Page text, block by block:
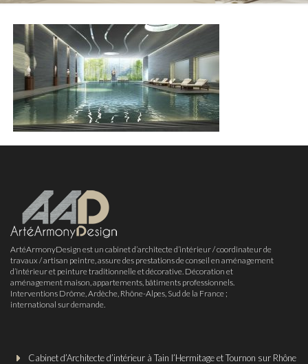
ArtéArmonyDesign est un cabinet d’architecte d’intérieur / coordinateur de
travaux / artisan peintre, assure des prestations de conseil en aménagement
d’intérieur et peinture traditionnelle et décorative. Décoration et
aménagement maison, appartements, bâtiments professionnels.
Interventions Drôme, Ardèche, Rhône-Alpes, Sud de la France ;
international sur demande.
Cabinet d’Architecte d’intérieur à Tain l’Hermitage et Tournon sur Rhône